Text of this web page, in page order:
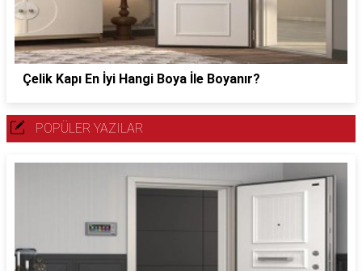
Çelik Kapı En İyi Hangi Boya İle Boyanır?
POPÜLER YAZILAR